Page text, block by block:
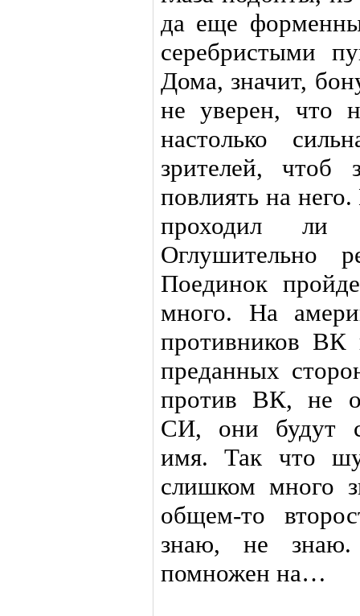
да еще
серебристыми
Дома, значит,
не уверен, что
настолько
зрителей, чтоб
повлиять на
проходил
Оглушительно
Поединок
много. На
противников
преданных
против ВК, не
СИ, они будут
имя. Так что
слишком много
общем-то
знаю, не
помножен на…